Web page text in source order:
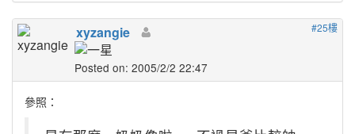
#25樓
xyzangie
Posted on: 2005/2/2 22:47
參照：